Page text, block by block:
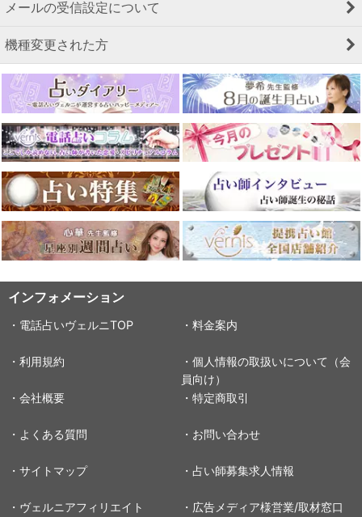
メールの受信設定について
機種変更された方
インフォメーション
・電話占いヴェルニTOP ・料金案内
・利用規約
・個人情報の取扱いについて（会
員向け）
・会社概要
・特定商取引
・よくある質問 ・お問い合わせ
・サイトマップ ・占い師募集求人情報
・ヴェルニアフィリエイト ・広告メディア様営業/取材窓口